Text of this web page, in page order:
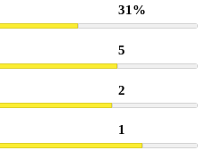
31%
5
2
1